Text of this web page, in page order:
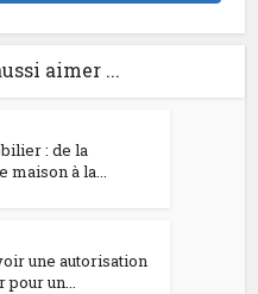
aimer ...
: de la
maison à la...
une autorisation
pour un...